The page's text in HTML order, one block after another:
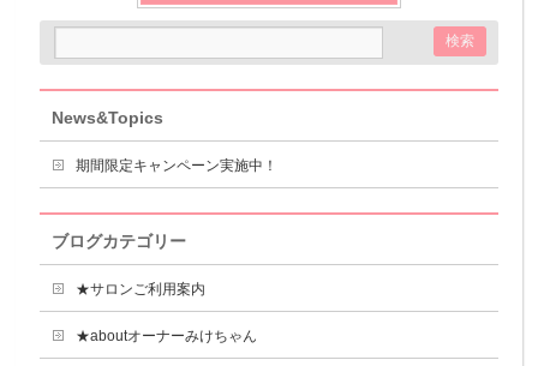
News&Topics
期間限定キャンペーン実施中！
ブログカテゴリー
★サロンご利用案内
★aboutオーナーみけちゃん